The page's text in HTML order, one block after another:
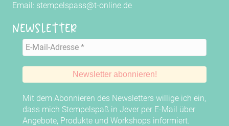
Email: stempelspass@t-online.de
Newsletter
Mit dem Abonnieren des Newsletters willige ich ein,
dass mich Stempelspaß in Jever per E-Mail über
Angebote, Produkte und Workshops informiert.